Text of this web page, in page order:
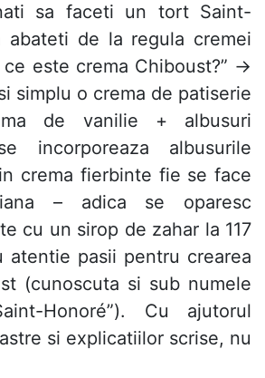
sa faceti un tort Saint-
abateti de la regula cremei
ce este crema Chiboust?” →
simplu o crema de patiserie
de vanilie + albusuri
incorporeaza albusurile
crema fierbinte fie se face
– adica se oparesc
cu un sirop de zahar la 117
atentie pasii pentru crearea
(cunoscuta si sub numele
Honoré”). Cu ajutorul
si explicatiilor scrise, nu